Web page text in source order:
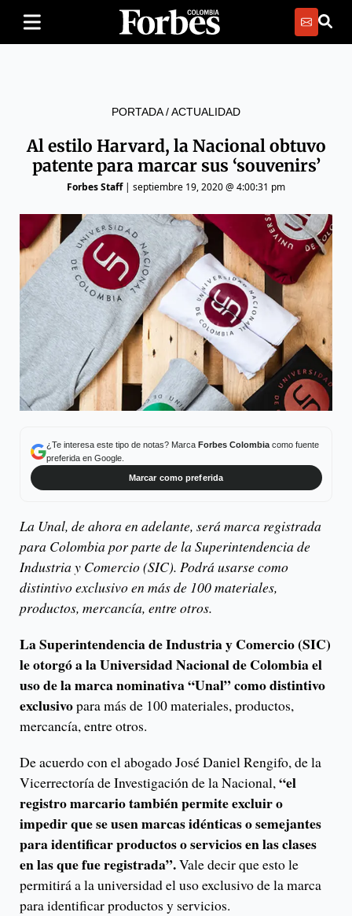
PORTADA/ACTUALIDAD
Al estilo Harvard, la Nacional obtuvo
patente para marcar sus ‘souvenirs’
Forbes Staff| septiembre 19, 2020 @ 4:00:31 pm
¿Te interesa este tipo de notas? Marca Forbes Colombiacomo fuente
preferida en Google.
Marcar como preferida
La Unal, de ahora en adelante, será marca registrada
para Colombia por parte de la Superintendencia de
Industria y Comercio (SIC). Podrá usarse como
distintivo exclusivo en más de 100 materiales,
productos, mercancía, entre otros.
La Superintendencia de Industria y Comercio (SIC)
le otorgó a la Universidad Nacional de Colombia el
uso de la marca nominativa “Unal” como distintivo
exclusivopara más de 100 materiales, productos,
mercancía, entre otros.
De acuerdo con el abogado José Daniel Rengifo, de la
Vicerrectoría de Investigación de la Nacional,“el
registro marcario también permite excluir o
impedir que se usen marcas idénticas o semejantes
para identificar productos o servicios en las clases
en las que fue registrada”.Vale decir que esto le
permitirá a la universidad el uso exclusivo de la marca
para identificar productos y servicios.